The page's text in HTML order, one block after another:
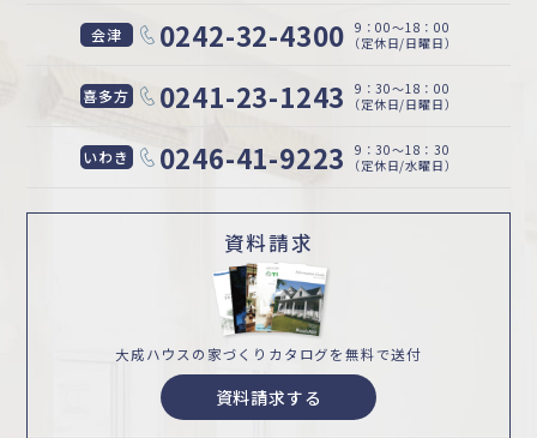
会津 0242-32-4300 9：00〜18：00
（定休日/日曜日）
喜多方 0241-23-1243
9：30〜18：00
（定休日/日曜日）
いわき 0246-41-9223
9：30〜18：30
（定休日/水曜日）
資料請求
大成ハウスの家づくり カタログを無料で送付
資料請求する